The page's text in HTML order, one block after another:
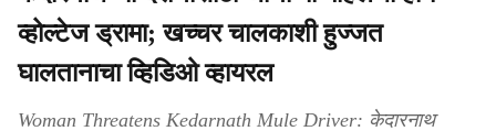
व्होल्टेज ड्रामा; खच्चर चालकाशी हुज्जत
घालतानाचा व्हिडिओ व्हायरल
Woman Threatens Kedarnath Mule Driver: केदारनाथ